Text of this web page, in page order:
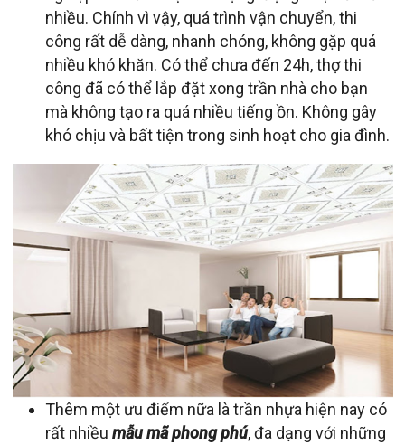
nhiều. Chính vì vậy, quá trình vận chuyển, thi
công rất dễ dàng, nhanh chóng, không gặp quá
nhiều khó khăn. Có thể chưa đến 24h, thợ thi
công đã có thể lắp đặt xong trần nhà cho bạn
mà không tạo ra quá nhiều tiếng ồn. Không gây
khó chịu và bất tiện trong sinh hoạt cho gia đình.
Thêm một ưu điểm nữa là trần nhựa hiện nay có
rất nhiều mẫu mã phong phú, đa dạng với những